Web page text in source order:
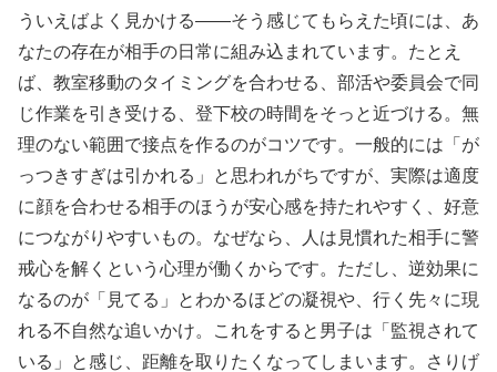
ういえばよく見かける――そう感じてもらえた頃には、あ
なたの存在が相手の日常に組み込まれています。たとえ
ば、教室移動のタイミングを合わせる、部活や委員会で同
じ作業を引き受ける、登下校の時間をそっと近づける。無
理のない範囲で接点を作るのがコツです。一般的には「が
っつきすぎは引かれる」と思われがちですが、実際は適度
に顔を合わせる相手のほうが安心感を持たれやすく、好意
につながりやすいもの。なぜなら、人は見慣れた相手に警
戒心を解くという心理が働くからです。ただし、逆効果に
なるのが「見てる」とわかるほどの凝視や、行く先々に現
れる不自然な追いかけ。これをすると男子は「監視されて
いる」と感じ、距離を取りたくなってしまいます。さりげ